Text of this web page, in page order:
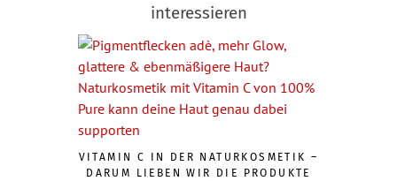
interessieren
VITAMIN C IN DER NATURKOSMETIK –
DARUM LIEBEN WIR DIE PRODUKTE